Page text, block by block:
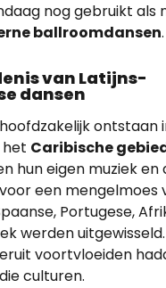
nog gebruikt als
ballroomdansen.
van Latijns-
dansen
ontstaan
het Caribische
hun eigen muziek en
een mengelmoes
Portugese,
werden
voortvloeiden
culturen.